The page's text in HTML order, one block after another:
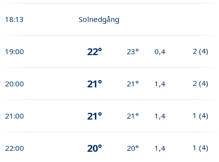
18:13 Solnedgång
19:00 22° 23° 0,4 2 (4)
20:00 21° 21° 1,4 2 (4)
21:00 21° 21° 1,4 1 (4)
22:00 20° 20° 1,4 1 (4)